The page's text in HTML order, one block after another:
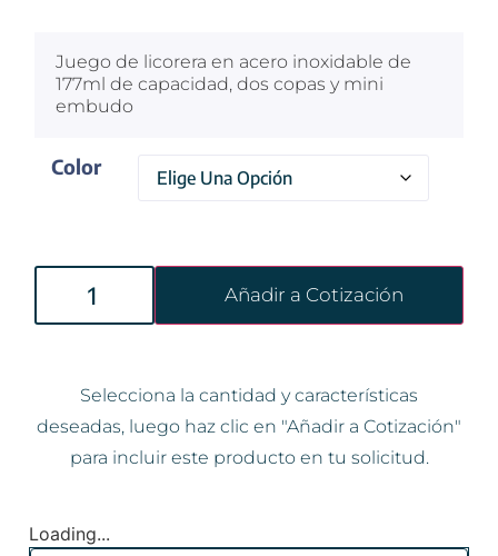
Juego de licorera en acero inoxidable de
177ml de capacidad, dos copas y mini
embudo
Color
Añadir a Cotización
Selecciona la cantidad y características
deseadas, luego haz clic en "Añadir a Cotización"
para incluir este producto en tu solicitud.
Loading...